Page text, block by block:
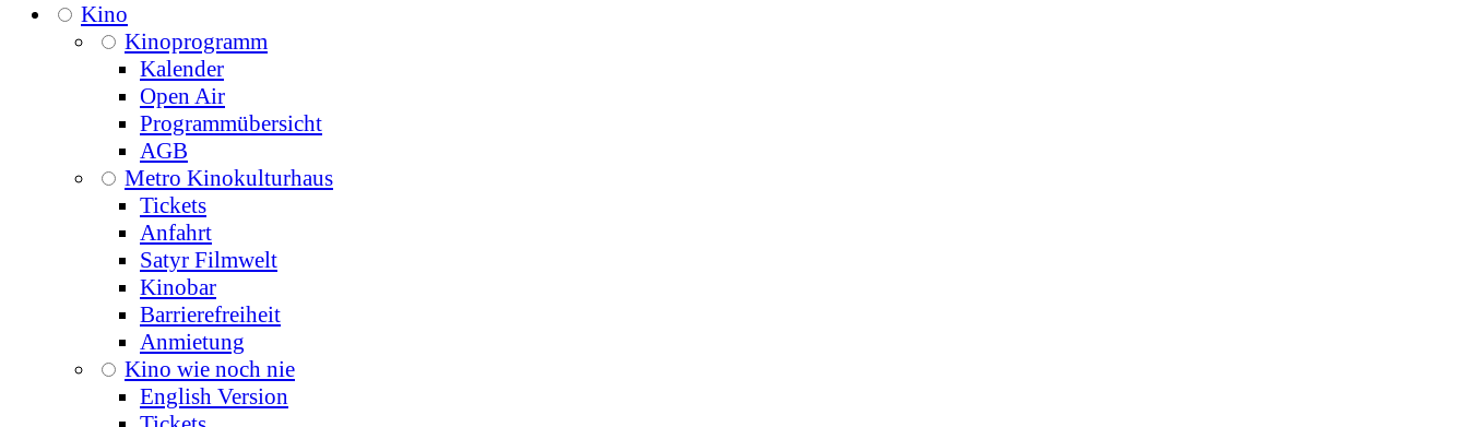
Kino
Kinoprogramm
Kalender
Open Air
Programmübersicht
AGB
Metro Kinokulturhaus
Tickets
Anfahrt
Satyr Filmwelt
Kinobar
Barrierefreiheit
Anmietung
Kino wie noch nie
English Version